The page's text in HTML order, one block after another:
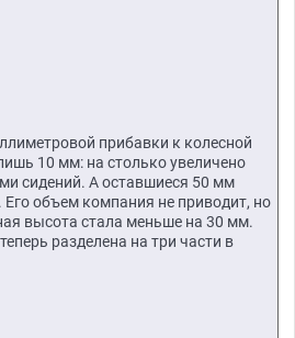
прибавки к колесной
10 мм: на столько увеличено
сидений. А оставшиеся 50 мм
объем компания не приводит, но
высота стала меньше на 30 мм.
разделена на три части в